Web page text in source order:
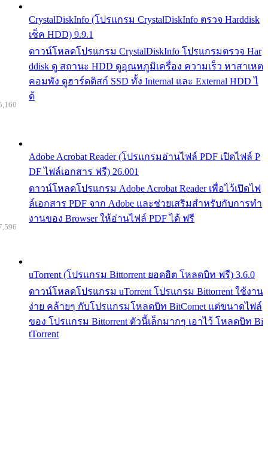
CrystalDiskInfo (โปรแกรม CrystalDiskInfo ตรวจ Harddisk
เช็ค HDD) 9.9.1
ดาวน์โหลดโปรแกรม CrystalDiskInfo โปรแกรมตรวจ Har
ddisk ดู สถานะ HDD ดูอุณหภูมิเครื่อง ความเร็ว หาสาเหต
คอมพัง ดูฮาร์ดดิสก์ SSD ทั้ง Internal และ External HDD ไ
ด้
Adobe Acrobat Reader (โปรแกรมอ่านไฟล์ PDF เปิดไฟล์ P
DF ไฟล์เอกสาร ฟรี) 26.001
ดาวน์โหลดโปรแกรม Adobe Acrobat Reader เพื่อไว้เปิดไฟ
ล์เอกสาร PDF จาก Adobe และช่วยเสริมสำหรับกับการทำ
งานของ Browser ให้อ่านไฟล์ PDF ได้ ฟรี
uTorrent (โปรแกรม Bittorrent ยอดฮิต โหลดบิท ฟรี) 3.6.0
ดาวน์โหลดโปรแกรม uTorrent โปรแกรม Bittorrent ใช้งาน
ง่าย คล้ายๆ กับโปรแกรมโหลดบิท BitComet แต่ขนาดไฟล์
ของ โปรแกรม Bittorrent ตัวนี้เล็กมากๆ เอาไว้ โหลดบิท Bi
tTorrent